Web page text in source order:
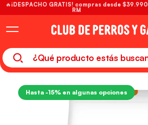
Hasta -15% en algunas opciones
🔥¡DESPACHO GRATIS! compras desde $39.990
RM